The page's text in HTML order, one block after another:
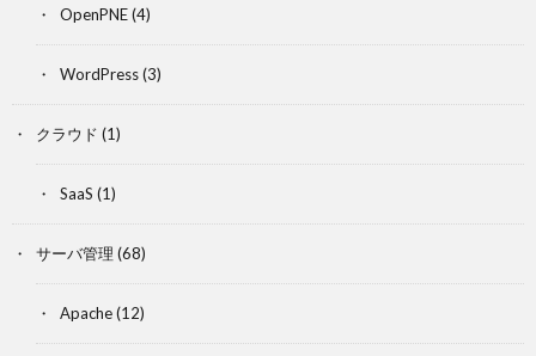
OpenPNE(4)
WordPress(3)
クラウド (1)
SaaS (1)
サーバ管理 (68)
Apache(12)